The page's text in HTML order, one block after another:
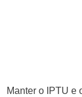
Manter o IPTU e